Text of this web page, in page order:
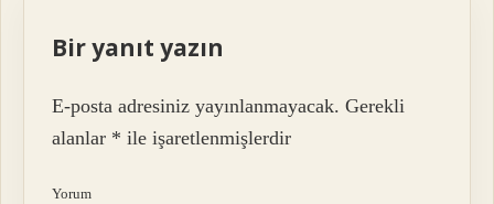
Bir yanıt yazın
E-posta adresiniz yayınlanmayacak. Gerekli
alanlar * ile işaretlenmişlerdir
Yorum